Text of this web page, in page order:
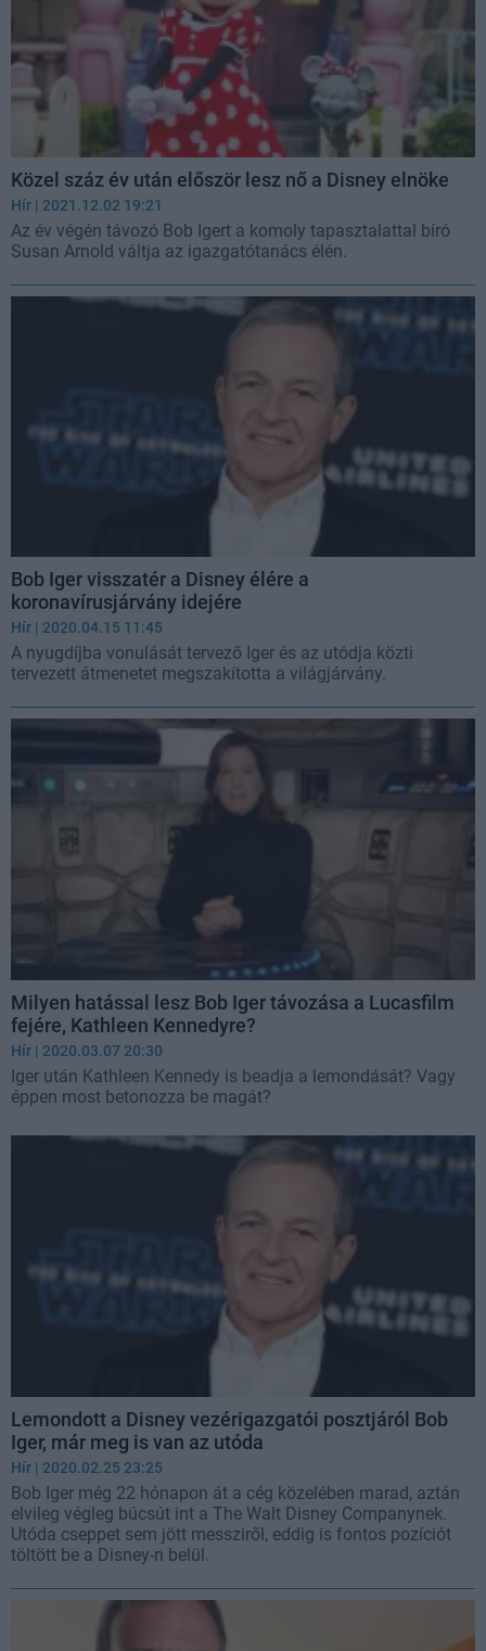
Közel száz év után először lesz nő a Disney elnöke
Hír | 2021.12.02 19:21
Az év végén távozó Bob Igert a komoly tapasztalattal bíró
Susan Arnold váltja az igazgatótanács élén.
Bob Iger visszatér a Disney élére a
koronavírusjárvány idejére
Hír | 2020.04.15 11:45
A nyugdíjba vonulását tervező Iger és az utódja közti
tervezett átmenetet megszakította a világjárvány.
Milyen hatással lesz Bob Iger távozása a Lucasfilm
fejére, Kathleen Kennedyre?
Hír | 2020.03.07 20:30
Iger után Kathleen Kennedy is beadja a lemondását? Vagy
éppen most betonozza be magát?
Lemondott a Disney vezérigazgatói posztjáról Bob
Iger, már meg is van az utóda
Hír | 2020.02.25 23:25
Bob Iger még 22 hónapon át a cég közelében marad, aztán
elvileg végleg búcsút int a The Walt Disney Companynek.
Utóda cseppet sem jött messziről, eddig is fontos pozíciót
töltött be a Disney-n belül.